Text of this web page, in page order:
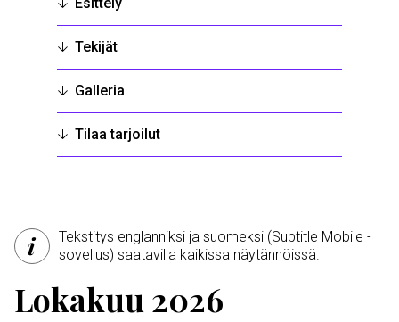
Esittely
Tekijät
Galleria
Tilaa tarjoilut
Tekstitys englanniksi ja suomeksi (Subtitle Mobile -
sovellus) saatavilla kaikissa näytännöissä.
Lokakuu 2026